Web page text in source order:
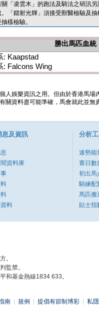
「凌雲木」的跑法及騎法之研訊
「鐳射光輝」須接受獸醫檢驗及
樣檢驗。
勝出馬匹血統
: Kaapstad
: Falcons Wing
人娛樂資訊之用。但由於香港馬
關資料盡可能準確，馬會就此並
息及資訊
資料庫
料
分析
速勢能
賽日數
初出馬
騎練配
馬匹搬
貼士指
。
監禁。
和基金熱線1834 633。
南 規例 提倡有節制博彩 私